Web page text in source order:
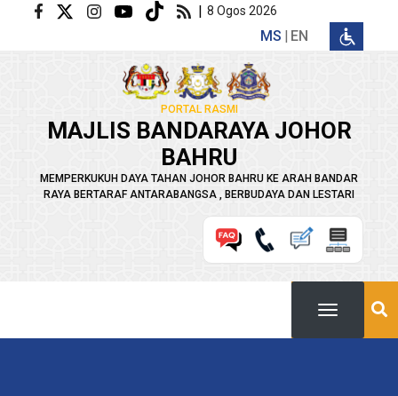
Langkau ke kandungan utama | 8 Ogos 2026
MS EN
PORTAL RASMI
MAJLIS BANDARAYA JOHOR
BAHRU
MEMPERKUKUH DAYA TAHAN JOHOR BAHRU KE ARAH BANDAR
RAYA BERTARAF ANTARABANGSA , BERBUDAYA DAN LESTARI